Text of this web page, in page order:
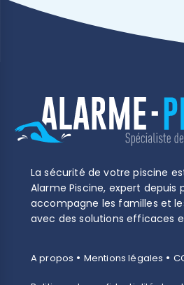
La sécurité de votre piscine
Alarme Piscine, expert depuis
accompagne les familles et
avec des solutions efficaces
A propos • Mentions légales •